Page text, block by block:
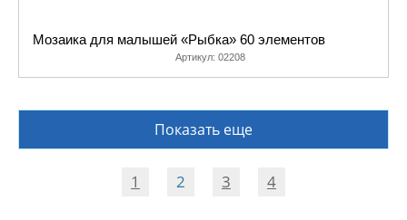
Мозаика для малышей «Рыбка» 60 элементов
Артикул: 02208
Показать еще
1 2 3 4